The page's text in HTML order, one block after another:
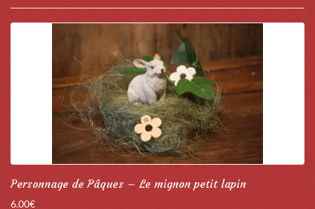
Personnage de Pâques – Le mignon petit lapin
6.00€